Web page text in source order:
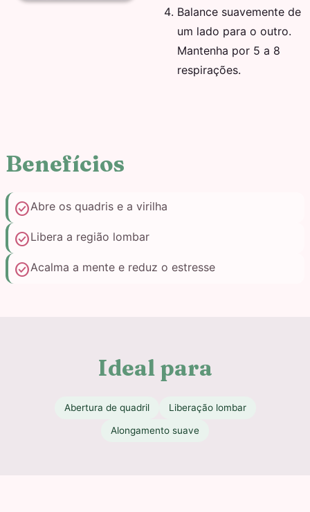
Balance suavemente de
um lado para o outro.
Mantenha por 5 a 8
respirações.
Benefícios
check_circleAbre os quadris e a virilha
check_circleLibera a região lombar
check_circleAcalma a mente e reduz o estresse
Ideal para
Abertura de quadril Liberação lombar
Alongamento suave